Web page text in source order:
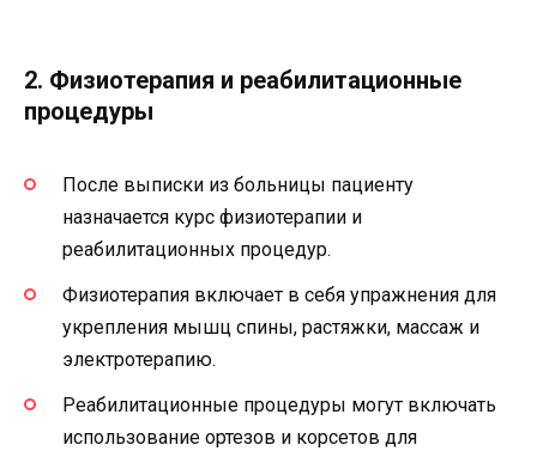
2. Физиотерапия и реабилитационные
процедуры
После выписки из больницы пациенту
назначается курс физиотерапии и
реабилитационных процедур.
Физиотерапия включает в себя упражнения для
укрепления мышц спины, растяжки, массаж и
электротерапию.
Реабилитационные процедуры могут включать
использование ортезов и корсетов для